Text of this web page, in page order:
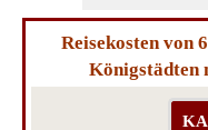
Reisekosten von
Königstädten